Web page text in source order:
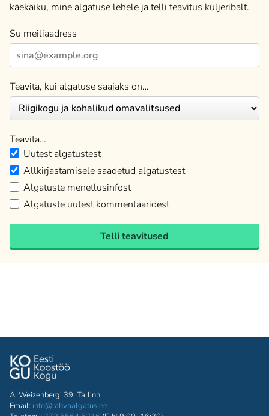
käekäiku, mine algatuse lehele ja telli teavitus küljeribalt.
Su meiliaadress
Teavita, kui algatuse saajaks on…
Teavita…
Uutest algatustest
Allkirjastamisele saadetud algatustest
Algatuste menetlusinfost
Algatuste uutest kommentaaridest
Telli teavitused
A. Weizenbergi 39, Tallinn
Email: info@rahvaalgatus.ee